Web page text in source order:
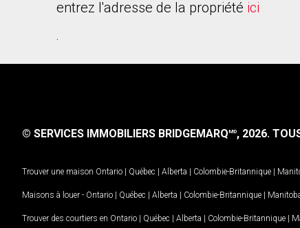
entrez l'adresse de la propriété ici
.
© SERVICES IMMOBILIERS BRIDGEMARQMD, 2026.
Trouver une maison Ontario | Québec | Alberta | Colombie-Britannique |
Maisons à louer - Ontario | Québec | Alberta | Colombie-Britannique |
Trouver des courtiers en Ontario | Québec | Alberta | Colombie-Britannique |